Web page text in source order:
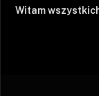
Witam